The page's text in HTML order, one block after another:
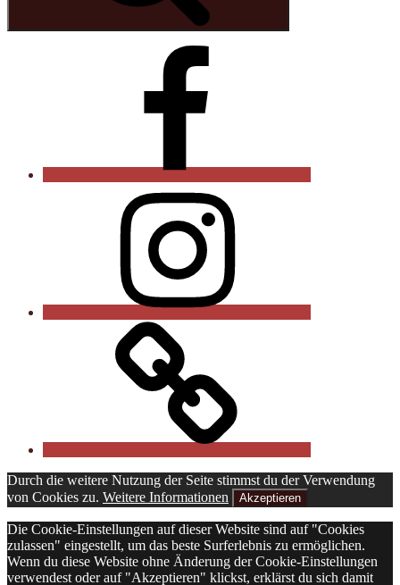
Durch die weitere Nutzung der Seite stimmst du der Verwendung
von Cookies zu. Weitere Informationen Akzeptieren
Die Cookie-Einstellungen auf dieser Website sind auf "Cookies
zulassen" eingestellt, um das beste Surferlebnis zu ermöglichen.
Wenn du diese Website ohne Änderung der Cookie-Einstellungen
verwendest oder auf "Akzeptieren" klickst, erklärst du sich damit